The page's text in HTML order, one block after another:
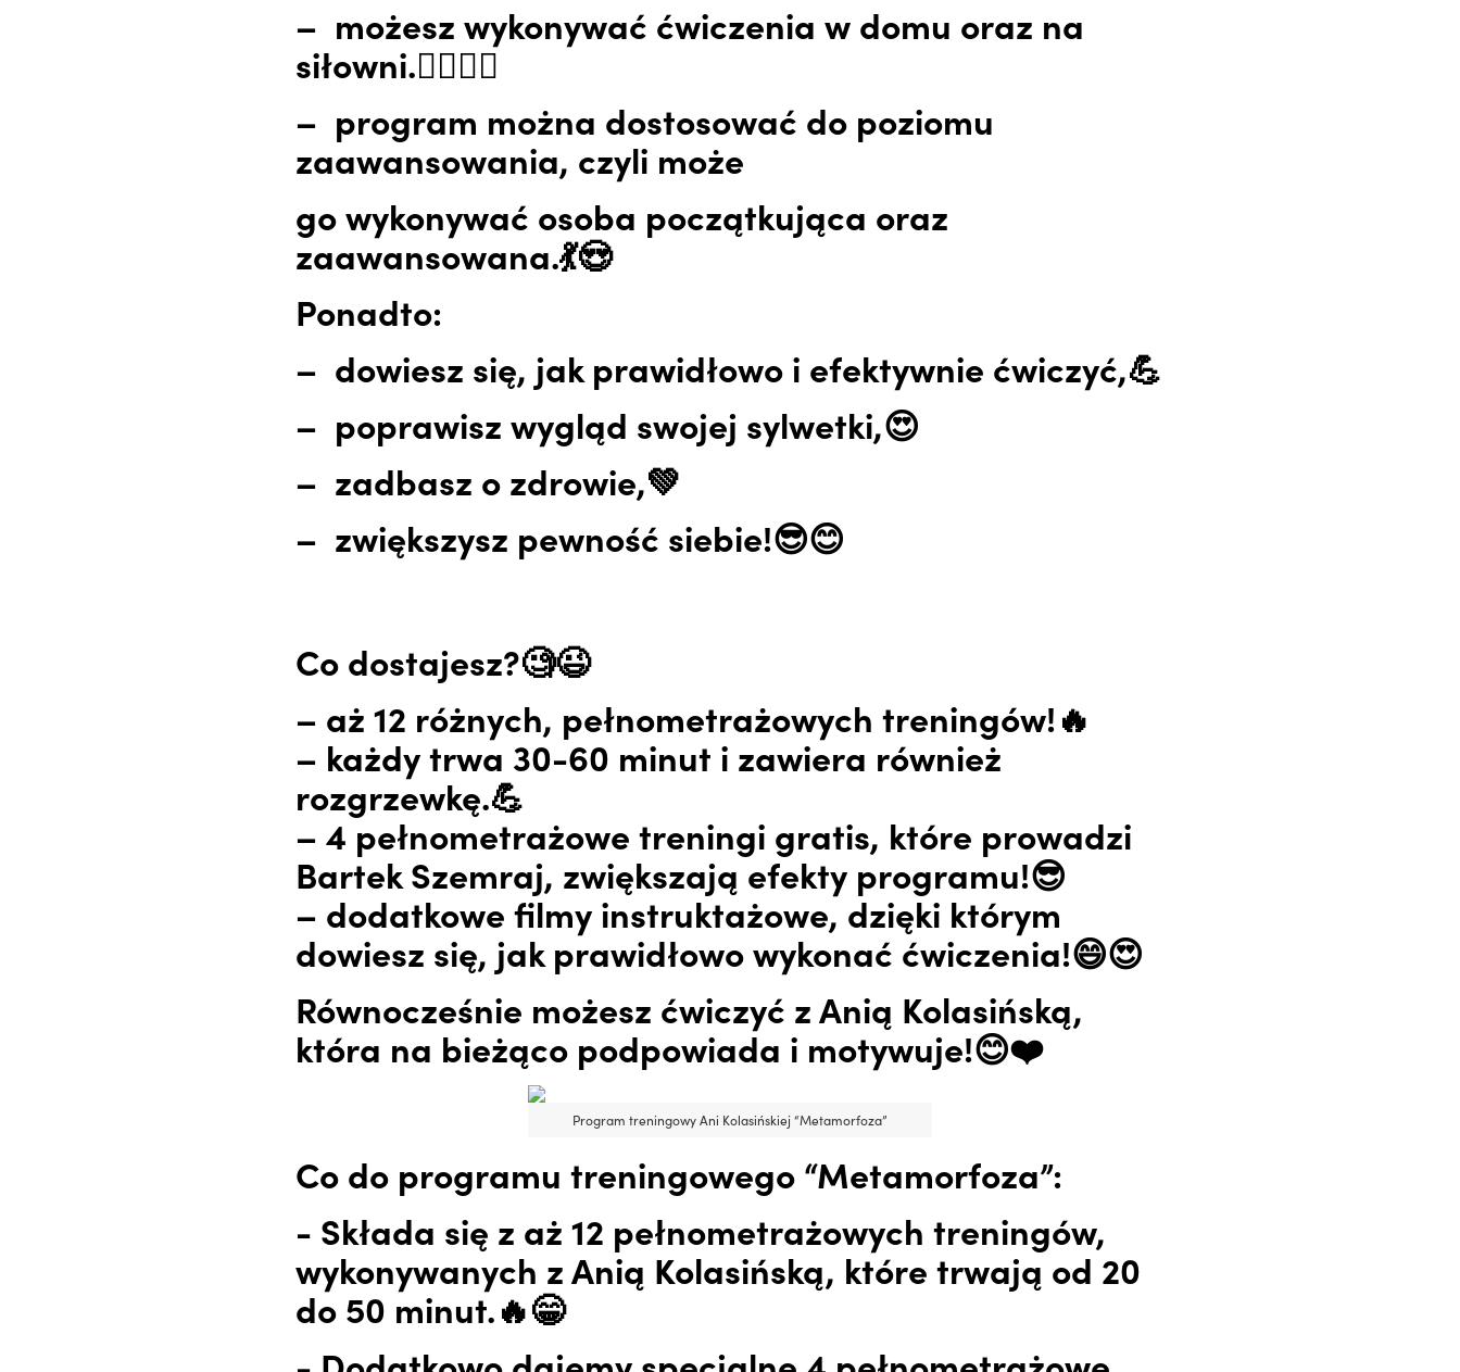
– możesz wykonywać ćwiczenia w domu oraz na
siłowni.🧘‍♀️🏋️‍♂️
– program można dostosować do poziomu
zaawansowania, czyli może
go wykonywać osoba początkująca oraz
zaawansowana.💃😍
Ponadto:
– dowiesz się, jak prawidłowo i efektywnie ćwiczyć,💪
– poprawisz wygląd swojej sylwetki,😍
– zadbasz o zdrowie,💚
– zwiększysz pewność siebie!😎😊
Co dostajesz?🧐😉
– aż 12 różnych, pełnometrażowych treningów!🔥
– każdy trwa 30-60 minut i zawiera również
rozgrzewkę.💪
– 4 pełnometrażowe treningi gratis, które prowadzi
Bartek Szemraj, zwiększają efekty programu!😎
– dodatkowe filmy instruktażowe, dzięki którym
dowiesz się, jak prawidłowo wykonać ćwiczenia!😄😍
Równocześnie możesz ćwiczyć z Anią Kolasińską,
która na bieżąco podpowiada i motywuje!😊❤️
Program treningowy Ani Kolasińskiej “Metamorfoza”
Co do programu treningowego “Metamorfoza”:
- Składa się z aż 12 pełnometrażowych treningów,
wykonywanych z Anią Kolasińską, które trwają od 20
do 50 minut.🔥😁